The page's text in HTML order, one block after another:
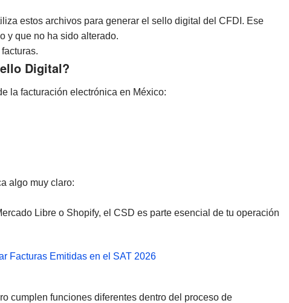
estos archivos para generar el sello digital del CFDI. Ese
y que no ha sido alterado.
Digital?
la facturación electrónica en México:
algo muy claro:
Libre o Shopify, el CSD es parte esencial de tu operación
Facturas Emitidas en el SAT 2026
cumplen funciones diferentes dentro del proceso de